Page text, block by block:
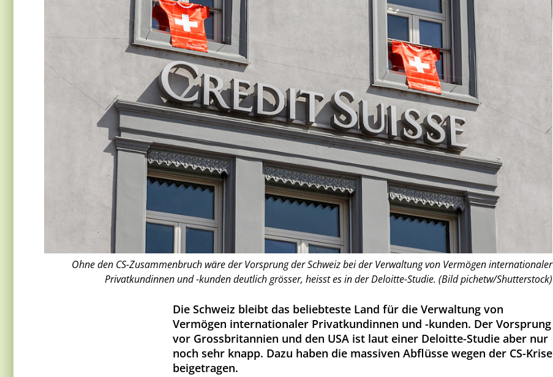
Ohne den CS-Zusammenbruch wäre der Vorsprung der Schweiz bei der Verwaltung von Vermögen internationaler
Privatkundinnen und -kunden deutlich grösser, heisst es in der Deloitte-Studie. (Bild pichetw/Shutterstock)
Die Schweiz bleibt das beliebteste Land für die Verwaltung von
Vermögen internationaler Privatkundinnen und -kunden. Der Vorsprung
vor Grossbritannien und den USA ist laut einer Deloitte-Studie aber nur
noch sehr knapp. Dazu haben die massiven Abflüsse wegen der CS-Krise
beigetragen.